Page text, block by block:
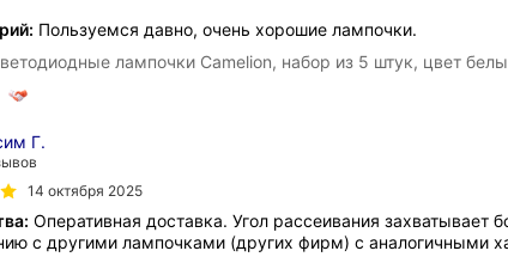
Пользуемся давно, очень хорошие лампочки.
лампочки Camelion, набор из 5 штук, цвет
Г.
14 октября 2025
Оперативная доставка. Угол рассеивания захватывает
с другими лампочками (других фирм) с аналогичными